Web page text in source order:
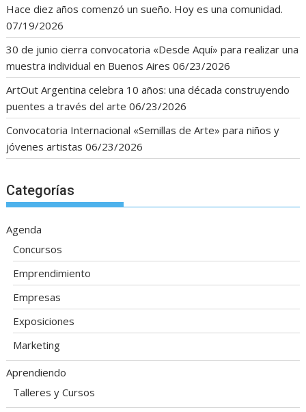
Hace diez años comenzó un sueño. Hoy es una comunidad.
07/19/2026
30 de junio cierra convocatoria «Desde Aquí» para realizar una
muestra individual en Buenos Aires 06/23/2026
ArtOut Argentina celebra 10 años: una década construyendo
puentes a través del arte 06/23/2026
Convocatoria Internacional «Semillas de Arte» para niños y
jóvenes artistas 06/23/2026
Categorías
Agenda
Concursos
Emprendimiento
Empresas
Exposiciones
Marketing
Aprendiendo
Talleres y Cursos